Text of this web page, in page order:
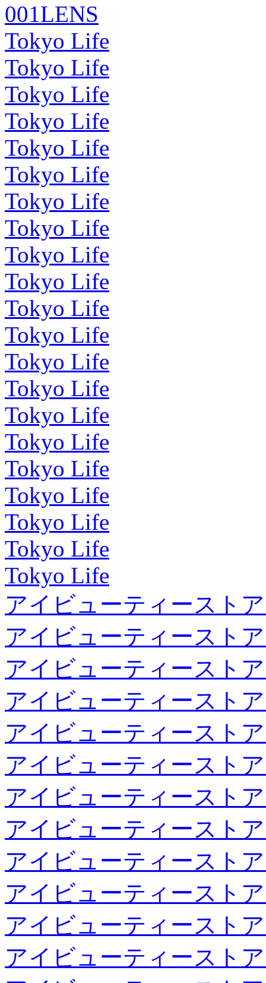
001LENS
Tokyo Life
Tokyo Life
Tokyo Life
Tokyo Life
Tokyo Life
Tokyo Life
Tokyo Life
Tokyo Life
Tokyo Life
Tokyo Life
Tokyo Life
Tokyo Life
Tokyo Life
Tokyo Life
Tokyo Life
Tokyo Life
Tokyo Life
Tokyo Life
Tokyo Life
Tokyo Life
Tokyo Life
アイビューティースト
アイビューティースト
アイビューティースト
アイビューティースト
アイビューティースト
アイビューティースト
アイビューティースト
アイビューティースト
アイビューティースト
アイビューティースト
アイビューティースト
アイビューティースト